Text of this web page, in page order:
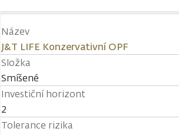
Název
J&T LIFE Konzervativní OPF
Složka
Smíšené
Investiční horizont
2
Tolerance rizika